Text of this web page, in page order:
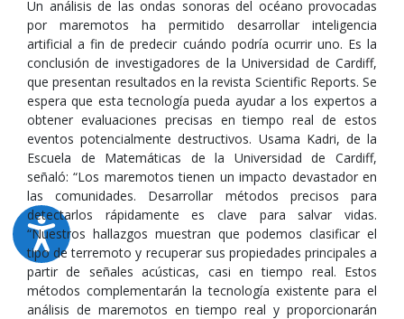
Un análisis de las ondas sonoras del océano provocadas
por maremotos ha permitido desarrollar inteligencia
artificial a fin de predecir cuándo podría ocurrir uno. Es la
conclusión de investigadores de la Universidad de Cardiff,
que presentan resultados en la revista Scientific Reports. Se
espera que esta tecnología pueda ayudar a los expertos a
obtener evaluaciones precisas en tiempo real de estos
eventos potencialmente destructivos. Usama Kadri, de la
Escuela de Matemáticas de la Universidad de Cardiff,
señaló: “Los maremotos tienen un impacto devastador en
las comunidades. Desarrollar métodos precisos para
detectarlos rápidamente es clave para salvar vidas.
“Nuestros hallazgos muestran que podemos clasificar el
tipo de terremoto y recuperar sus propiedades principales a
partir de señales acústicas, casi en tiempo real. Estos
métodos complementarán la tecnología existente para el
análisis de maremotos en tiempo real y proporcionarán